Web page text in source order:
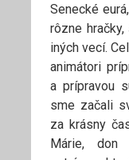
Senecké
rôzne
iných vecí.
animátori
a prípravou
sme začali
za krásny
Márie, don